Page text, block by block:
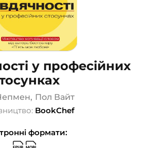
у професійних
, Пол Вайт
BookChef
формати: